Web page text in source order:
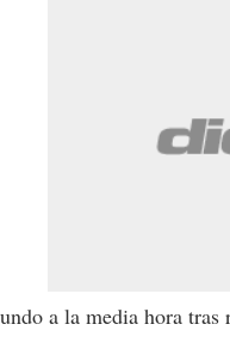
a la media hora